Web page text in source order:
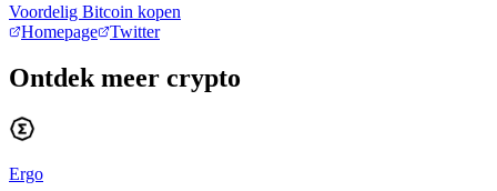
Voordelig Bitcoin kopen
Homepage
Twitter
Ontdek meer crypto
Ergo